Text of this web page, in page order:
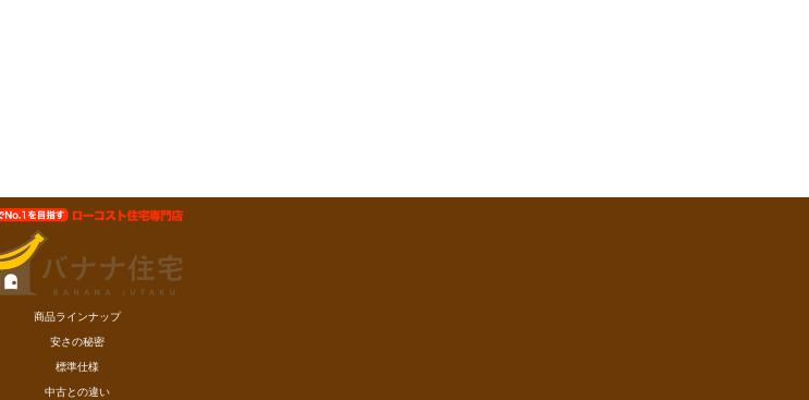
商品ラインナップ
安さの秘密
標準仕様
中古との違い